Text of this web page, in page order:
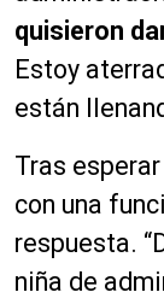
quisieron
Estoy
están
Tras
con una
respuesta.
niña de